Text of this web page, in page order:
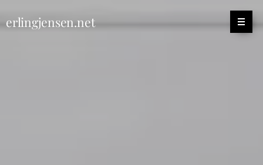
erlingjensen.net